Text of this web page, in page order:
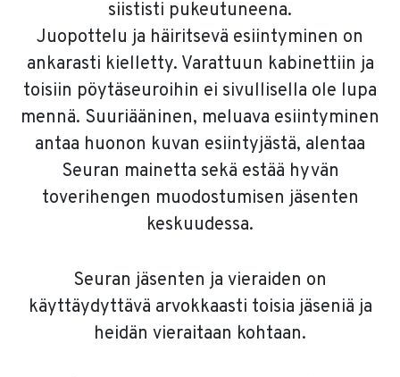
siististi pukeutuneena.
Juopottelu ja häiritsevä esiintyminen on
ankarasti kielletty. Varattuun kabinettiin ja
toisiin pöytäseuroihin ei sivullisella ole lupa
mennä. Suuriääninen, meluava esiintyminen
antaa huonon kuvan esiintyjästä, alentaa
Seuran mainetta sekä estää hyvän
toverihengen muodostumisen jäsenten
keskuudessa.
Seuran jäsenten ja vieraiden on
käyttäydyttävä arvokkaasti toisia jäseniä ja
heidän vieraitaan kohtaan.